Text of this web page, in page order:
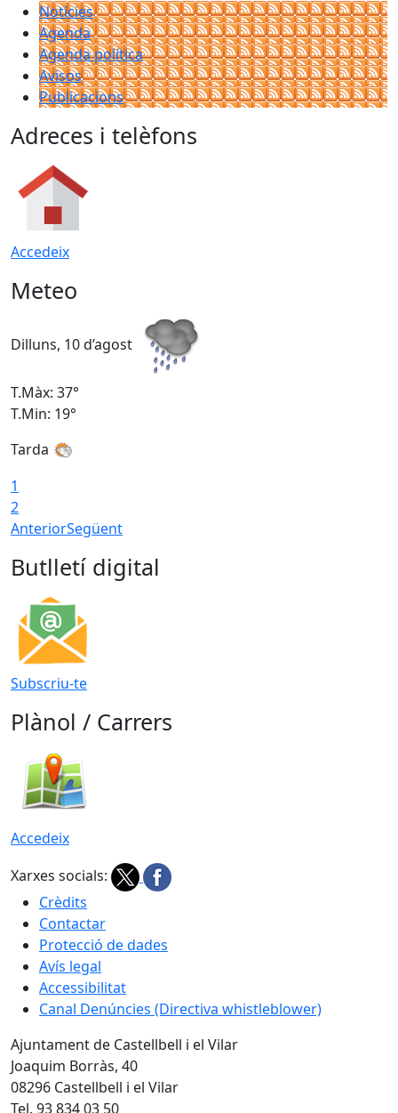
Notícies
Agenda
Agenda política
Avisos
Publicacions
Adreces i telèfons
Accedeix
Meteo
Dilluns, 10 d’agost
T.Màx: 37°
T.Min: 19°
Tarda
1
2
AnteriorSegüent
Butlletí digital
Subscriu-te
Plànol / Carrers
Accedeix
Xarxes socials:
Crèdits
Contactar
Protecció de dades
Avís legal
Accessibilitat
Canal Denúncies (Directiva whistleblower)
Ajuntament de Castellbell i el Vilar
Joaquim Borràs, 40
08296 Castellbell i el Vilar
Tel. 93 834 03 50